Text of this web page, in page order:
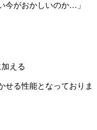
今がおかしいのか…」
える
せる性能となっておりま